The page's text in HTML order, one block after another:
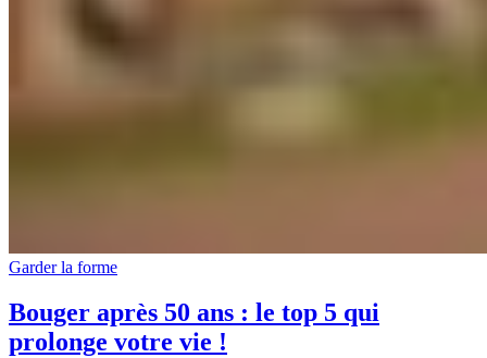
Garder la forme
Bouger après 50 ans : le top 5 qui
prolonge votre vie !